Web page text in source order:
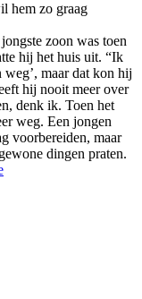
hem zo graag
zoon was toen
hij het huis uit. “Ik
maar dat kon hij
hij nooit meer over
denk ik. Toen het
weg. Een jongen
voorbereiden, maar
dingen praten.